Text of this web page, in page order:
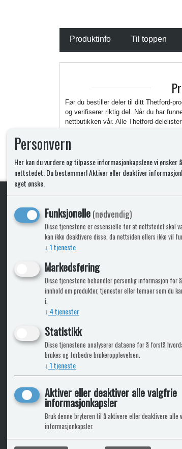
Produktinfo Til toppen
Før du bestiller deler til ditt Thetford-
og verifiserer riktig del. Når du har
nettbutikken vår. Alle Thetford-
KLikk & hent
ICARAVANGRUPPEN
Trumadeler.no
Fritidsvarehuset.no
Personvern
Her kan du vurdere og tilpasse informasjonkapslene vi ønsker
nettstedet. Du bestemmer! Aktiver eller deaktiver
eget ønske.
Funksjonelle(nødvendig)
Disse tjenestene er essensielle for at nettstedet skal
kan ikke deaktivere disse, da nettsiden ellers ikke vil
↓ 1tjeneste
Markedsføring
Disse tjenestene behandler personlig informasjon for
innhold om produkter, tjenester eller temaer som du
i.
↓ 4tjenester
Statistikk
Disse tjenestene analyserer dataene for å forstå
brukes og forbedre brukeropplevelsen.
↓ 1tjeneste
Aktiver eller deaktiver alle valgfrie
informasjonkapsler
Bruk denne bryteren til å aktivere eller deaktivere alle
informasjonkapsler.